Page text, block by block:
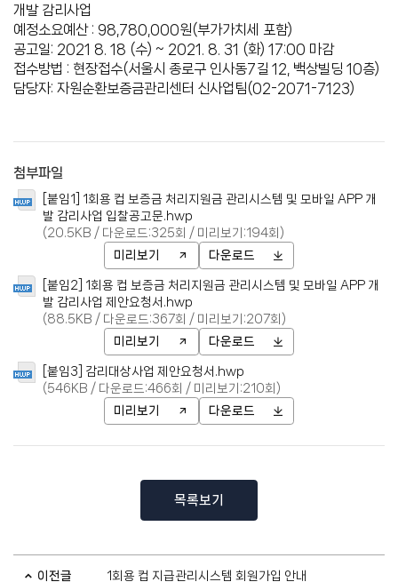
개발 감리사업
예정소요예산 : 98,780,000원(부가가치세 포함)
공고일: 2021 8. 18 (수) ~ 2021. 8. 31 (화) 17:00 마감
접수방법 : 현장접수(서울시 종로구 인사동7길 12, 백상빌딩 10층)
담당자: 자원순환보증금관리센터 신사업팀(02-2071-7123)
첨부파일
[붙임1] 1회용 컵 보증금 처리지원금 관리시스템 및 모바일 APP 개
발 감리사업 입찰공고문.hwp
(20.5KB / 다운로드:325회 / 미리보기:194회)
미리보기
다운로드
[붙임2] 1회용 컵 보증금 처리지원금 관리시스템 및 모바일 APP 개
발 감리사업 제안요청서.hwp
(88.5KB / 다운로드:367회 / 미리보기:207회)
미리보기
다운로드
[붙임3] 감리대상사업 제안요청서.hwp
(546KB / 다운로드:466회 / 미리보기:210회)
미리보기
다운로드
목록보기
이전글 1회용 컵 지급관리시스템 회원가입 안내